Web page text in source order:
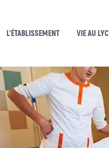
L’ÉTABLISSEMENT VIE AU